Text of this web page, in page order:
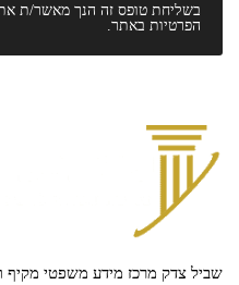
בשליחת טופס זה הנך מאשר/ת
הפרטיות באתר.
שביל צדק מרכז מידע משפטי מקיף